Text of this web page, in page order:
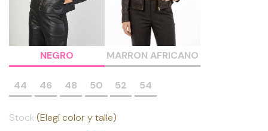
NEGRO MARRON AFRICANO
44 46 48 50 52 54
Stock(Elegí color y talle)